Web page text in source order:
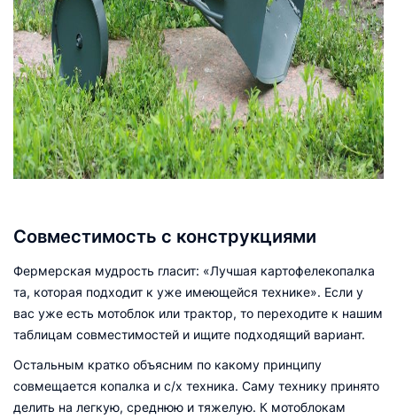
Совместимость с конструкциями
Фермерская мудрость гласит: «Лучшая картофелекопалка
та, которая подходит к уже имеющейся технике». Если у
вас уже есть мотоблок или трактор, то переходите к нашим
таблицам совместимостей и ищите подходящий вариант.
Остальным кратко объясним по какому принципу
совмещается копалка и с/х техника. Саму технику принято
делить на легкую, среднюю и тяжелую. К мотоблокам